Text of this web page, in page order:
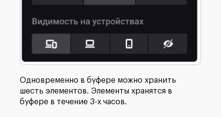
Одновременно в буфере можно хранить
шесть элементов. Элементы хранятся в
буфере в течение 3-х часов.